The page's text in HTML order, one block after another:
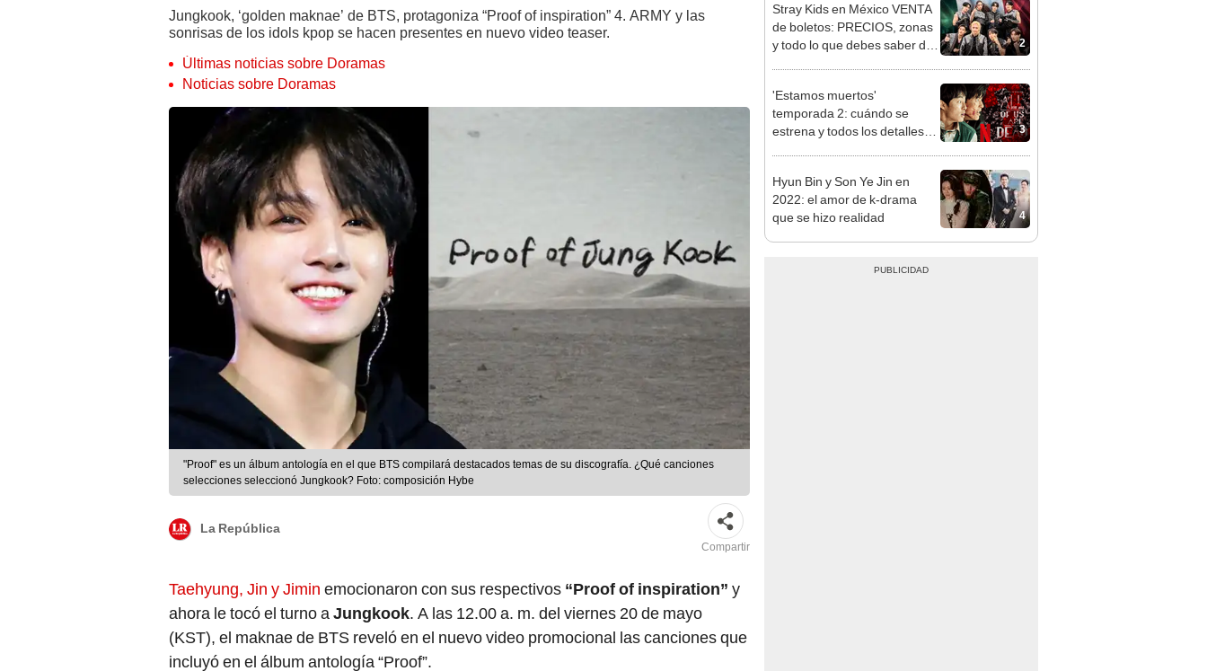
Jungkook, ‘golden maknae’ de BTS, protagoniza “Proof of inspiration” 4. ARMY y las
sonrisas de los idols kpop se hacen presentes en nuevo video teaser.
Últimas noticias sobre Doramas
Noticias sobre Doramas
"Proof" es un álbum antología en el que BTS compilará destacados temas de su discografía. ¿Qué canciones
selecciones seleccionó Jungkook? Foto: composición Hybe
La República
Compartir
Taehyung, Jin y Jimin emocionaron con sus respectivos “Proof of inspiration” y
ahora le tocó el turno aJungkook. A las 12.00 a. m. del viernes 20 de mayo
(KST), el maknae de BTS reveló en el nuevo video promocional las canciones que
incluyó en el álbum antología “Proof”.
2
Stray Kids en México VENTA
de boletos: PRECIOS, zonas
y todo lo que debes saber del
3
'Estamos muertos'
temporada 2: cuándo se
estrena y todos los detalles
4
Hyun Bin y Son Ye Jin en
2022: el amor de k-drama
que se hizo realidad